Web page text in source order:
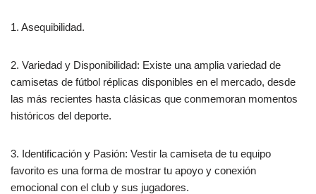
1. Asequibilidad.
2. Variedad y Disponibilidad: Existe una amplia variedad de
camisetas de fútbol réplicas disponibles en el mercado, desde
las más recientes hasta clásicas que conmemoran momentos
históricos del deporte.
3. Identificación y Pasión: Vestir la camiseta de tu equipo
favorito es una forma de mostrar tu apoyo y conexión
emocional con el club y sus jugadores.